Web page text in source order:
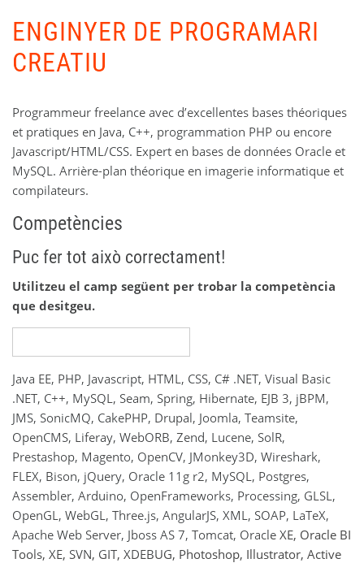
ENGINYER DE PROGRAMARI
CREATIU
Programmeur freelance avec d’excellentes bases théoriques
et pratiques en Java, C++, programmation PHP ou encore
Javascript/HTML/CSS. Expert en bases de données Oracle et
MySQL. Arrière-plan théorique en imagerie informatique et
compilateurs.
Competències
Puc fer tot això correctament!
Utilitzeu el camp següent per trobar la competència
que desitgeu.
Java EE, PHP, Javascript, HTML, CSS, C# .NET, Visual Basic
.NET, C++, MySQL, Seam, Spring, Hibernate, EJB 3, jBPM,
JMS, SonicMQ, CakePHP, Drupal, Joomla, Teamsite,
OpenCMS, Liferay, WebORB, Zend, Lucene, SolR,
Prestashop, Magento, OpenCV, JMonkey3D, Wireshark,
FLEX, Bison, jQuery, Oracle 11g r2, MySQL, Postgres,
Assembler, Arduino, OpenFrameworks, Processing, GLSL,
OpenGL, WebGL, Three.js, AngularJS, XML, SOAP, LaTeX,
Apache Web Server, Jboss AS 7, Tomcat, Oracle XE, Oracle BI
Tools, XE, SVN, GIT, XDEBUG, Photoshop, Illustrator, Active